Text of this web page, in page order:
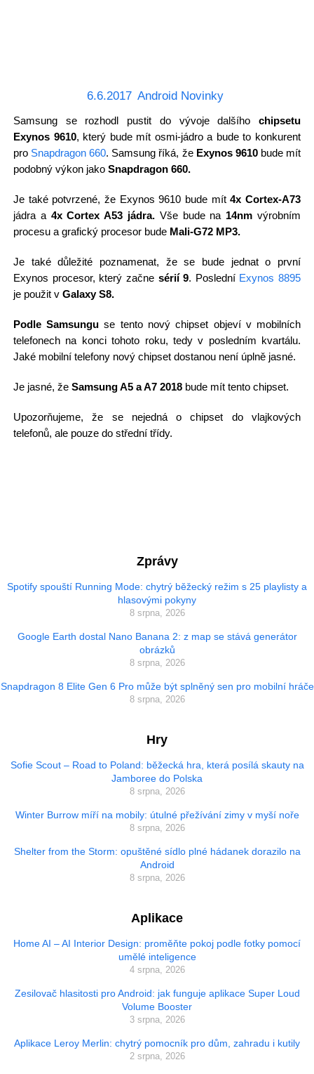
6.6.2017 Android Novinky
Samsung se rozhodl pustit do vývoje dalšíhochipsetu
Exynos 9610, který bude mít osmi-jádro a bude to konkurent
pro Snapdragon 660. Samsung říká, že Exynos 9610bude mít
podobný výkon jako Snapdragon 660.
Je také potvrzené, že Exynos 9610 bude mít4x Cortex-A73
jádra a 4x Cortex A53 jádra. Vše bude na 14nm výrobním
procesu a grafický procesor bude Mali-G72 MP3.
Je také důležité poznamenat, že se bude jednat o první
Exynos procesor, který začne sérií 9. Poslední Exynos 8895
je použit v Galaxy S8.
Podle Samsungu se tento nový chipset objeví v mobilních
telefonech na konci tohoto roku, tedy v posledním kvartálu.
Jaké mobilní telefony nový chipset dostanou není úplně jasné.
Je jasné, že Samsung A5 a A7 2018bude mít tento chipset.
Upozorňujeme, že se nejedná o chipset do vlajkových
telefonů, ale pouze do střední třídy.
Zprávy
Spotify spouští Running Mode: chytrý běžecký režim s 25 playlisty a
hlasovými pokyny
8 srpna, 2026
Google Earth dostal Nano Banana 2: z map se stává generátor
obrázků
8 srpna, 2026
Snapdragon 8 Elite Gen 6 Pro může být splněný sen pro mobilní hráče
8 srpna, 2026
Hry
Sofie Scout – Road to Poland: běžecká hra, která posílá skauty na
Jamboree do Polska
8 srpna, 2026
Winter Burrow míří na mobily: útulné přežívání zimy v myší noře
8 srpna, 2026
Shelter from the Storm: opuštěné sídlo plné hádanek dorazilo na
Android
8 srpna, 2026
Aplikace
Home AI – AI Interior Design: proměňte pokoj podle fotky pomocí
umělé inteligence
4 srpna, 2026
Zesilovač hlasitosti pro Android: jak funguje aplikace Super Loud
Volume Booster
3 srpna, 2026
Aplikace Leroy Merlin: chytrý pomocník pro dům, zahradu i kutily
2 srpna, 2026